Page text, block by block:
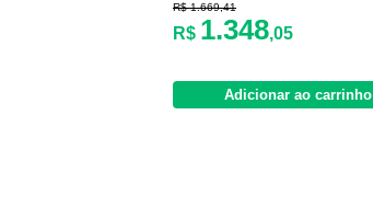
R$ 1.669,41
R$ 1.348,05
Adicionar ao carrinho